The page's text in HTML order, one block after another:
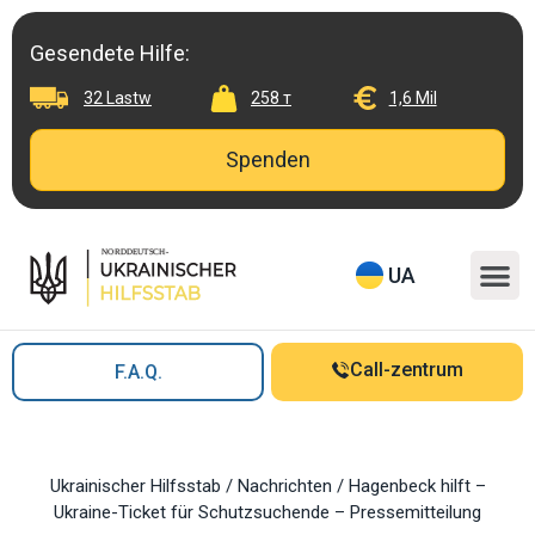
Skip
to
contentGesendete Hilfe:
32 Lastw 258 т 1,6 Mil
Spenden
UA
F.A.Q. Call-zentrum
Ukrainischer Hilfsstab / Nachrichten / Hagenbeck hilft –
Ukraine-Ticket für Schutzsuchende – Pressemitteilung